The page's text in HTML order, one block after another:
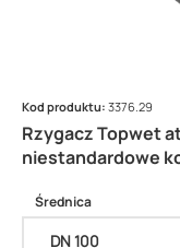
Rzygacz Topwet
niestandardowe
Kod produktu: 3376.29
Średnica